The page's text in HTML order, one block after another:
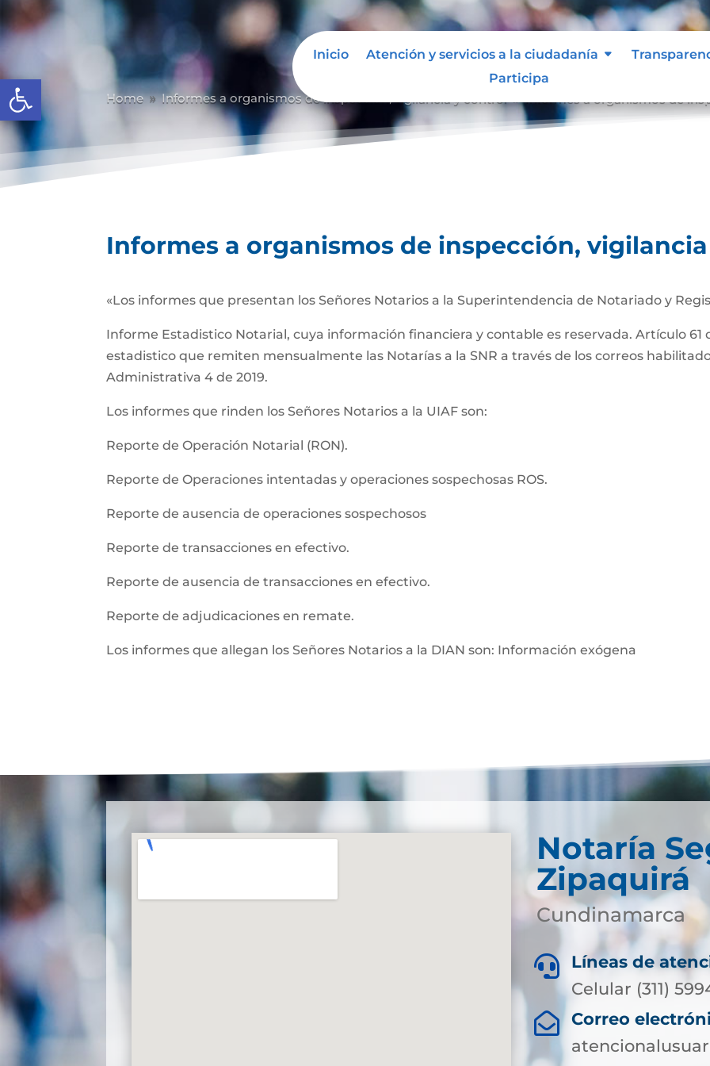
Abrir barra de herramientas
Inicio Atención y servicios a la ciudadanía
Participa
Home 9 Informes a organismos de inspección, vigilancia y control Informes a organismos de
Informes a organismos de inspección,
«Los informes que presentan los Señores Notarios a la Superintendencia de Notariado y
Informe Estadistico Notarial, cuya información financiera y contable es reservada. Artículo 61
estadistico que remiten mensualmente las Notarías a la SNR a través de los correos
Administrativa 4 de 2019.
Los informes que rinden los Señores Notarios a la UIAF son:
Reporte de Operación Notarial (RON).
Reporte de Operaciones intentadas y operaciones sospechosas ROS.
Reporte de ausencia de operaciones sospechosos
Reporte de transacciones en efectivo.
Reporte de ausencia de transacciones en efectivo.
Reporte de adjudicaciones en remate.
Los informes que allegan los Señores Notarios a la DIAN son: Información exógena
Notaría
Zipaquirá
Cundinamarca

Líneas de
Celular (311)

Correo